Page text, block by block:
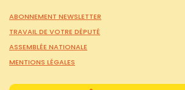
ABONNEMENT NEWSLETTER
TRAVAIL DE VOTRE DÉPUTÉ
ASSEMBLÉE NATIONALE
MENTIONS LÉGALES